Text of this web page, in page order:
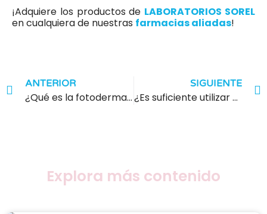
¡Adquiere los productos de LABORATORIOS SOREL
en cualquiera de nuestras farmacias aliadas!
ANTERIOR
¿Qué es la fotodermatosis? ¿Existe la “alergia al sol”?
SIGUIENTE
¿Es suficiente utilizar una Crema Hidratante con SPF?
Explora más contenido